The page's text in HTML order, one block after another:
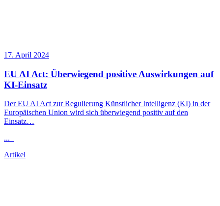
17. April 2024
EU AI Act: Überwiegend positive Auswirkungen auf
KI-Einsatz
Der EU AI Act zur Regulierung Künstlicher Intelligenz (KI) in der
Europäischen Union wird sich überwiegend positiv auf den
Einsatz…
...
Artikel